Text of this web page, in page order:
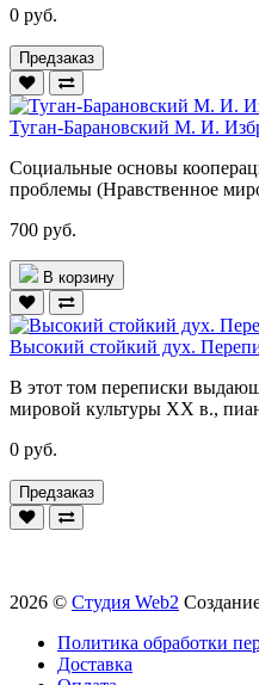
0 руб.
Предзаказ
Туган-Барановский М. И.
Социальные основы
проблемы (Нравственное
700 руб.
В корзину
Высокий стойкий дух.
В этот том переписки
мировой культуры ХХ в.,
0 руб.
Предзаказ
2026 © Студия Web2
Политика обработки
Доставка